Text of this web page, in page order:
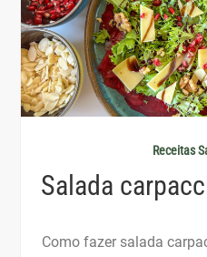
Receitas
Salada
Como fazer salada